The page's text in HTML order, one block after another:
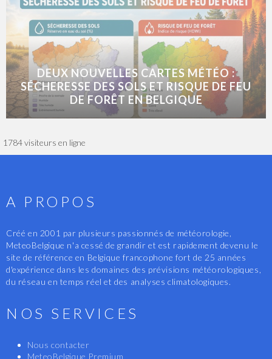
DEUX NOUVELLES CARTES MÉTÉO :
SÉCHERESSE DES SOLS ET RISQUE DE FEU
DE FORÊT EN BELGIQUE
1784 visiteurs en ligne
A PROPOS
Créé en 2001 par plusieurs passionnés de météorologie,
MeteoBelgique n'a cessé de grandir et est rapidement devenu le
site de référence en Belgique francophone fort de 25 années
d'expérience dans les domaines des prévisions météorologiques,
du réseau en temps réel et des analyses climatologiques.
NOS SERVICES
Nous contacter
MeteoBelgique Premium